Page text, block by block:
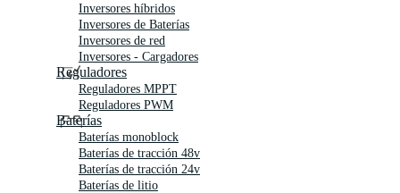
Inversores híbridos
Inversores de Baterías
Inversores de red
Inversores - Cargadores
Reguladores
Reguladores MPPT
Reguladores PWM
Baterías
Baterías monoblock
Baterías de tracción 48v
Baterías de tracción 24v
Baterías de litio